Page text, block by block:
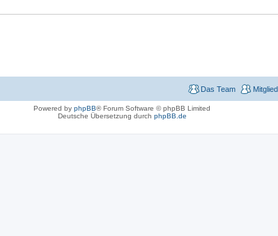
Das Team
Powered by phpBB® Forum Software © phpBB Limited
Deutsche Übersetzung durch phpBB.de